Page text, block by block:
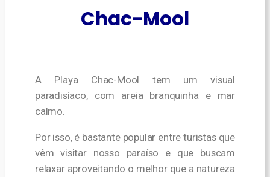
Chac-Mool
A Playa Chac-Mool tem um visual
paradisíaco, com areia branquinha e mar
calmo.
Por isso, é bastante popular entre turistas que
vêm visitar nosso paraíso e que buscam
relaxar aproveitando o melhor que a natureza